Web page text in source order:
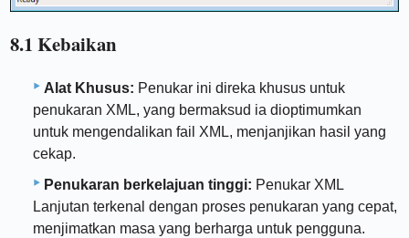
8.1 Kebaikan
Alat Khusus: Penukar ini direka khusus untuk
penukaran XML, yang bermaksud ia dioptimumkan
untuk mengendalikan fail XML, menjanjikan hasil yang
cekap.
Penukaran berkelajuan tinggi: Penukar XML
Lanjutan terkenal dengan proses penukaran yang cepat,
menjimatkan masa yang berharga untuk pengguna.